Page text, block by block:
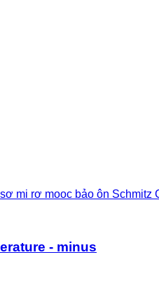
sơ mi rơ mooc bảo ôn Schmitz
- minus